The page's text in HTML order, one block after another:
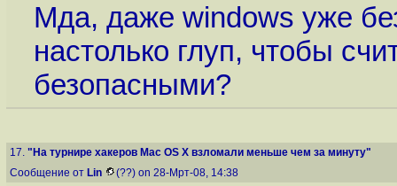
Мда, даже windows уже
настолько глуп, чтобы
безопасными?
17. "На турнире хакеров Mac OS X взломали меньше чем за минуту"
Сообщение от Lin (??) on 28-Мрт-08, 14:38